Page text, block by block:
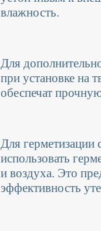
влажность.
Для
при установке на
обеспечат
Для герметизации
использовать
и воздуха. Это
эффективность